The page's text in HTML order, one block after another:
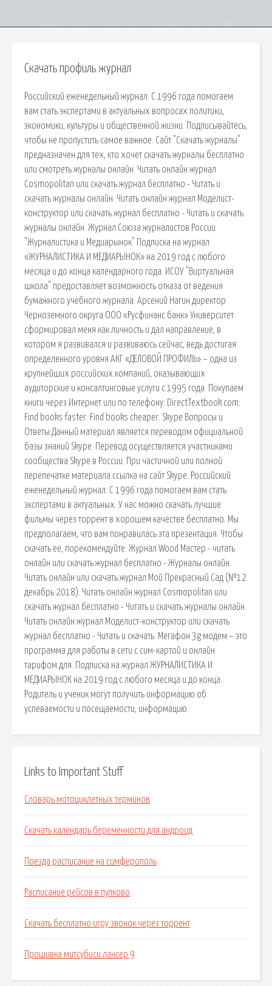
Скачать профиль журнал
Российский еженедельный журнал. С 1996 года помогаем
вам стать экспертами в актуальных вопросах политики,
экономики, культуры и общественной жизни. Подписывайтесь,
чтобы не пропустить самое важное. Сайт "Скачать журналы"
предназначен для тех, кто хочет скачать журналы бесплатно
или смотреть журналы онлайн. Читать онлайн журнал
Cosmopolitan или скачать журнал бесплатно - Читать и
скачать журналы онлайн. Читать онлайн журнал Моделист-
конструктор или скачать журнал бесплатно - Читать и скачать
журналы онлайн. Журнал Союза журналистов России
"Журналистика и Медиарынок" Подписка на журнал
«ЖУРНАЛИСТИКА И МЕДИАРЫНОК» на 2019 год с любого
месяца и до конца календарного года. ИСОУ "Виртуальная
школа" предоставляет возможность отказа от ведения
бумажного учебного журнала. Арсений Нагин директор
Черноземного округа ООО «Русфинанс банк» Университет
сформировал меня как личность и дал направление, в
котором я развивался и развиваюсь сейчас, ведь достигая
определенного уровня АКГ «ДЕЛОВОЙ ПРОФИЛЬ» – одна из
крупнейших российских компаний, оказывающих
аудиторские и консалтинговые услуги с 1995 года. Покупаем
книги через Интернет или по телефону: DirectTextbook.com:
Find books faster. Find books cheaper. Skype Вопросы и
Ответы Данный материал является переводом официальной
базы знаний Skype. Перевод осуществляется участниками
сообщества Skype в России. При частичной или полной
перепечатке материала ссылка на сайт Skype. Российский
еженедельный журнал. С 1996 года помогаем вам стать
экспертами в актуальных. У нас можно скачать лучшие
фильмы через торрент в хорошем качестве бесплатно. Мы
предполагаем, что вам понравилась эта презентация. Чтобы
скачать ее, порекомендуйте. Журнал Wood Мастер - читать
онлайн или скачать журнал бесплатно - Журналы онлайн.
Читать онлайн или скачать журнал Мой Прекрасный Сад (№12
декабрь 2018). Читать онлайн журнал Cosmopolitan или
скачать журнал бесплатно - Читать и скачать журналы онлайн.
Читать онлайн журнал Моделист-конструктор или скачать
журнал бесплатно - Читать и скачать. Мегафон 3g модем – это
программа для работы в сети с сим-картой и онлайн
тарифом для. Подписка на журнал ЖУРНАЛИСТИКА И
МЕДИАРЫНОК на 2019 год с любого месяца и до конца.
Родитель и ученик могут получить информацию об
успеваемости и посещаемости, информацию.
Links to Important Stuff
Словарь мотоциклетных терминов
Скачать календарь беременности для андроид
Поезда расписание на симферополь
Расписание рейсов в пулково
Скачать бесплатно игру звонок через торрент
Прошивка митсубиси лансер 9